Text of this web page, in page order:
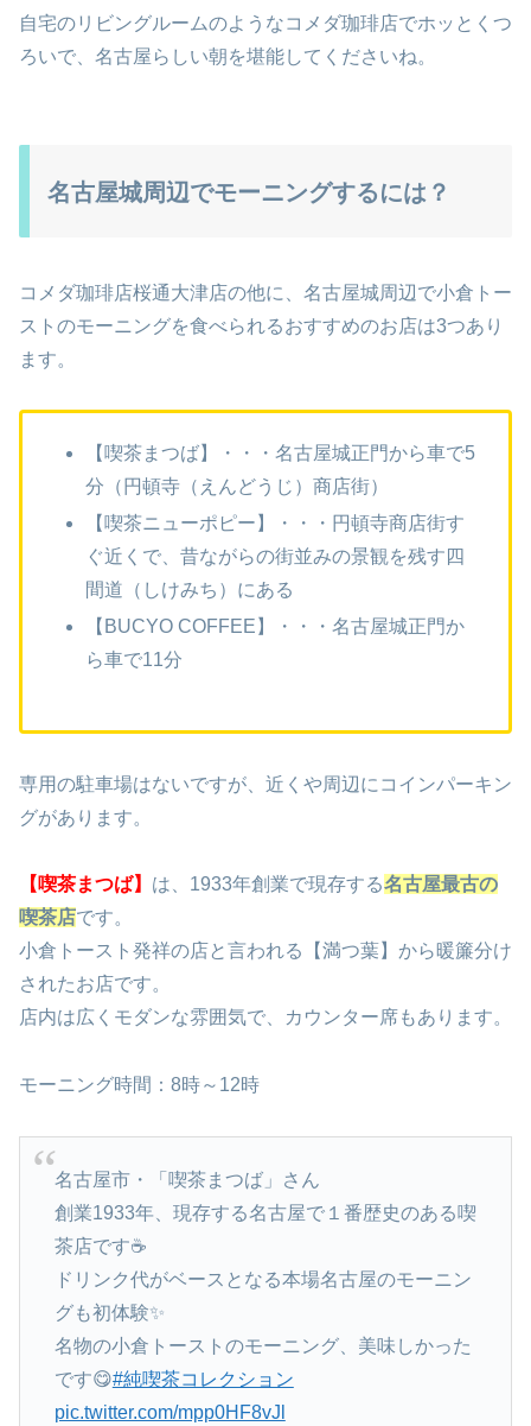
自宅のリビングルームのようなコメダ珈琲店でホッとくつ
ろいで、名古屋らしい朝を堪能してくださいね。
名古屋城周辺でモーニングするには？
コメダ珈琲店桜通大津店の他に、名古屋城周辺で小倉トー
ストのモーニングを食べられるおすすめのお店は3つあり
ます。
【喫茶まつば】・・・名古屋城正門から車で5
分（円頓寺（えんどうじ）商店街）
【喫茶ニューポピー】・・・円頓寺商店街す
ぐ近くで、昔ながらの街並みの景観を残す四
間道（しけみち）にある
【BUCYO COFFEE】・・・名古屋城正門か
ら車で11分
専用の駐車場はないですが、近くや周辺にコインパーキン
グがあります。
【喫茶まつば】 は、1933年創業で現存する名古屋最古の
喫茶店です。
小倉トースト発祥の店と言われる【満つ葉】から暖簾分け
されたお店です。
店内は広くモダンな雰囲気で、カウンター席もあります。
モーニング時間：8時～12時
名古屋市・「喫茶まつば」さん
創業1933年、現存する名古屋で１番歴史のある喫
茶店です☕
ドリンク代がベースとなる本場名古屋のモーニン
グも初体験✨
名物の小倉トーストのモーニング、美味しかった
です😋#純喫茶コレクション
pic.twitter.com/mpp0HF8vJl